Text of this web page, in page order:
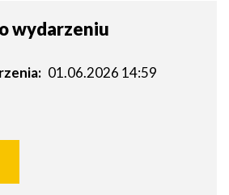
wydarzeniu
01.06.2026 14:59